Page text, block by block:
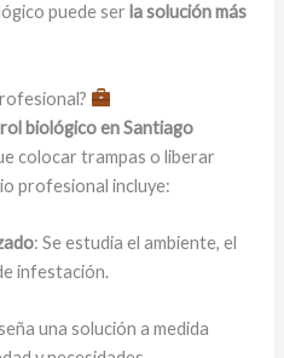
puede ser la solución más
biológico en Santiago
colocar trampas o liberar
profesional incluye:
: Se estudia el ambiente, el
infestación.
una solución a medida